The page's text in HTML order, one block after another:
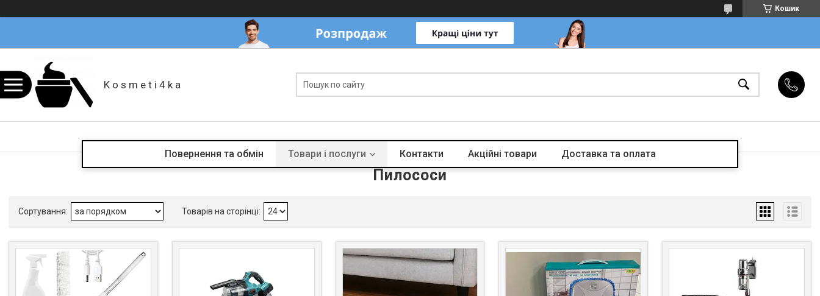
Кошик
K o s m e t i 4 k a
Повернення та обмін Товари і послуги Контакти Акційні товари Доставка та оплата
Пилососи